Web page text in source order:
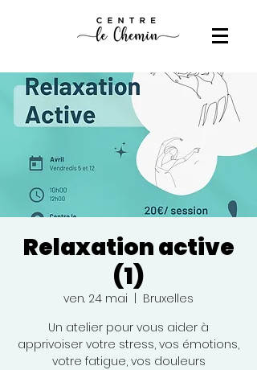
Relaxation active
(1)
ven. 24 mai
Bruxelles
Un atelier pour vous aider à
apprivoiser votre stress, vos émotions,
votre fatigue, vos douleurs